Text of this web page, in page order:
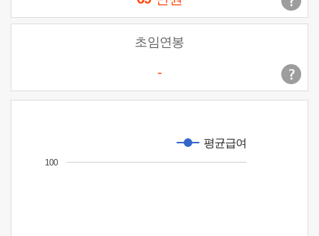
초임연봉
-
평균급여
100